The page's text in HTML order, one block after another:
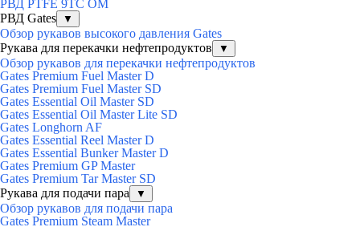
РВД PTFE 9TC OM
РВД Gates
▼
Обзор рукавов высокого давления Gates
Рукава для перекачки нефтепродуктов
▼
Обзор рукавов для перекачки нефтепродуктов
Gates Premium Fuel Master D
Gates Premium Fuel Master SD
Gates Essential Oil Master SD
Gates Essential Oil Master Lite SD
Gates Longhorn AF
Gates Essential Reel Master D
Gates Essential Bunker Master D
Gates Premium GP Master
Gates Premium Tar Master SD
Рукава для подачи пара
▼
Обзор рукавов для подачи пара
Gates Premium Steam Master